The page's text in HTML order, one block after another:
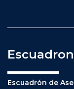
Escuadrón de